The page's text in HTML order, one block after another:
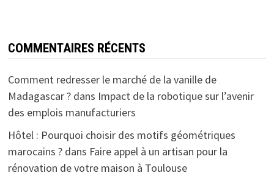
COMMENTAIRES RÉCENTS
Comment redresser le marché de la vanille de
Madagascar ?dans Impact de la robotique sur l’avenir
des emplois manufacturiers
Hôtel : Pourquoi choisir des motifs géométriques
marocains ?dans Faire appel à un artisan pour la
rénovation de votre maison à Toulouse